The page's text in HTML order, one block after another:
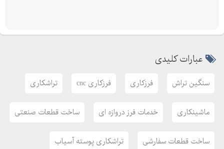
- دستگاه تراش آلمانی مدل با قابلیت تراشکاری قطعات فوق سنگین با
قطر میلی متر و طول میلی متر تا وزن تن با دقت / میلی متر .
- تراش CNC سه محور، این دستگاه قابلیت ماشینکاری قطعات تا قطر
میلیمتر و طول میلیمتر با دقت یک صدم و قابلیت فرزکاری و سنگ
- دستگاه کاروسل CNC با قابلیت ماشینکاری قطعات تاقطر میلیمتر و
عبارات کلیدی
سنگین تراش فرزکاری فرزکاری cnc تراشکاری
ماشینکاری خدمات فرز دروازه ای ساخت قطعات صنعتی
ساخت قطعات سفارشی تراشکاری پوسته آسیاب